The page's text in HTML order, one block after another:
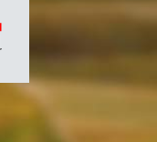
/
Symbole
du
gouvernement